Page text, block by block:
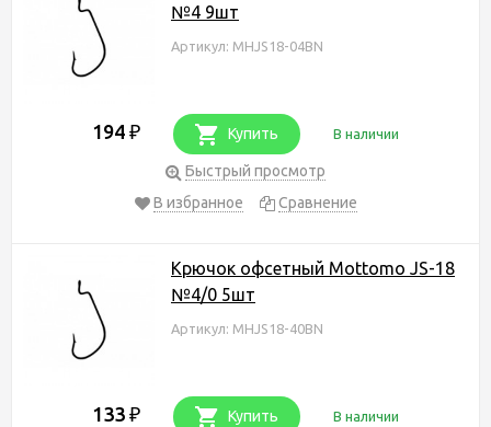
№4 9шт
Артикул: MHJS18-04BN
194 ₽ Купить В наличии
Быстрый просмотр
В избранное
Сравнение
Крючок офсетный Mottomo JS-18
№4/0 5шт
Артикул: MHJS18-40BN
133 ₽ Купить В наличии